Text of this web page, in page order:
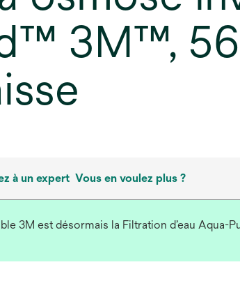
3M™,
à un expert Vous en voulez plus ?
3M est désormais la Filtration d’eau